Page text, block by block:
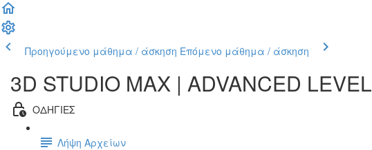
Προηγούμενο μάθημα / άσκηση Επόμενο μάθημα / άσκηση
3D STUDIO MAX | ADVANCED LEVEL
ΟΔΗΓΙΕΣ
Λήψη Αρχείων